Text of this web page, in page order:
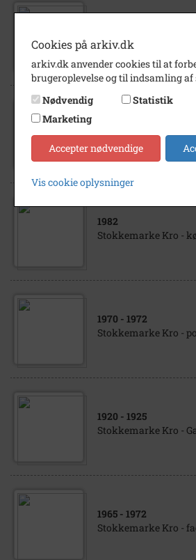
Kro, Stokkemarke
Stokkemarke Kro
1982
Stokkemarke Kro -
1970 - 1972
Stokkemarke Kro -
1920 - 1925
Stokkemarke Kro -
1965 - 1972
Stokkemarke Kro -
Cookies på arkiv.dk
arkiv.dk anvender cookies til at
brugeroplevelse og til indsamling
Nødvendig
Statistik
Marketing
Accepter nødvendige
Vis cookie oplysninger